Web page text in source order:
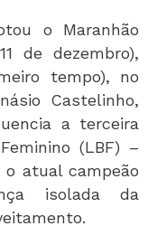
o Maranhão
de dezembro),
tempo), no
Castelinho,
a terceira
(LBF) –
o atual campeão
isolada da